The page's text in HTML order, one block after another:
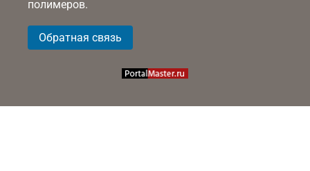
полимеров.
Обратная связь